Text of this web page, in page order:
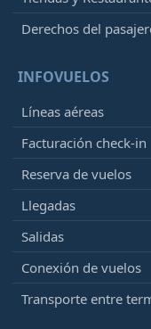
Derechos del
INFOVUELOS
Líneas aéreas
Facturación check-in
Reserva de vuelos
Llegadas
Salidas
Conexión de vuelos
Transporte entre